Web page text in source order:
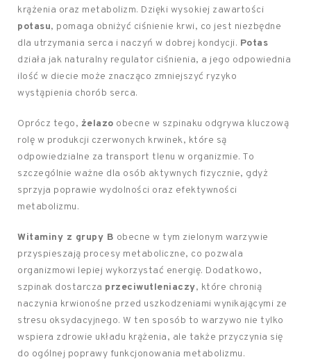
krążenia oraz metabolizm. Dzięki wysokiej zawartości
potasu, pomaga obniżyć ciśnienie krwi, co jest niezbędne
dla utrzymania serca i naczyń w dobrej kondycji. Potas
działa jak naturalny regulator ciśnienia, a jego odpowiednia
ilość w diecie może znacząco zmniejszyć ryzyko
wystąpienia chorób serca.
Oprócz tego, żelazo obecne w szpinaku odgrywa kluczową
rolę w produkcji czerwonych krwinek, które są
odpowiedzialne za transport tlenu w organizmie. To
szczególnie ważne dla osób aktywnych fizycznie, gdyż
sprzyja poprawie wydolności oraz efektywności
metabolizmu.
Witaminy z grupy B obecne w tym zielonym warzywie
przyspieszają procesy metaboliczne, co pozwala
organizmowi lepiej wykorzystać energię. Dodatkowo,
szpinak dostarcza przeciwutleniaczy, które chronią
naczynia krwionośne przed uszkodzeniami wynikającymi ze
stresu oksydacyjnego. W ten sposób to warzywo nie tylko
wspiera zdrowie układu krążenia, ale także przyczynia się
do ogólnej poprawy funkcjonowania metabolizmu.